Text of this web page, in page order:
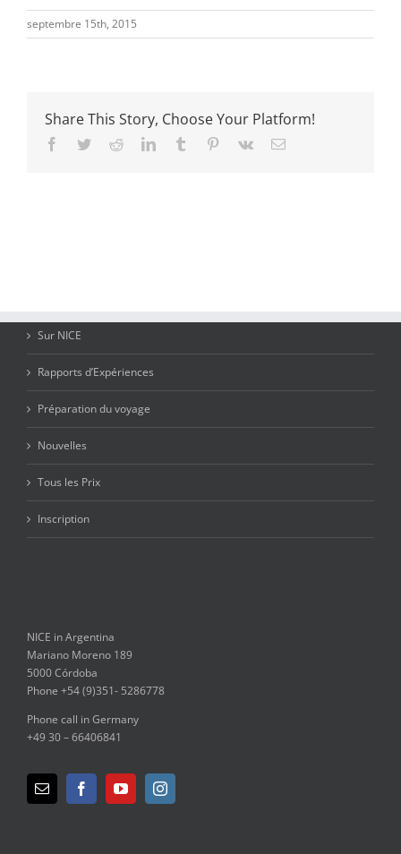
septembre 15th, 2015
Share This Story, Choose Your Platform!
Facebook
TwitterRedditLinkedInTumblr Pinterest
Vk Email
Sur NICE
Rapports d’Expériences
Préparation du voyage
Nouvelles
Tous les Prix
Inscription
NICE in Argentina
Mariano Moreno 189
5000 Córdoba
Phone +54 (9)351- 5286778
Phone call in Germany
+49 30 – 66406841